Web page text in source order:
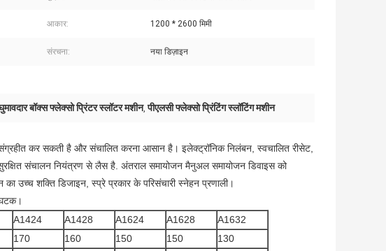
आकार: 1200 * 2600 मिमी
संरचना: नया डिज़ाइन
बॉक्स फ्लेक्सो प्रिंटर स्लॉटर मशीन,पीएलसी फ्लेक्सो प्रिंटिंग स्लॉटिंग मशीन
कर सकती है और संचालित करना आसान है। इलेक्ट्रॉनिक निलंबन, स्वचालित रीसेट,
संचालन नियंत्रण से लैस है. अंतराल समायोजन मैनुअल समायोजन डिवाइस को
उच्च शक्ति डिजाइन, स्प्रे प्रकार के परिसंचारी स्नेहन प्रणाली।
A1424 A1428 A1624 A1628
A1632
170 160 150 150
130